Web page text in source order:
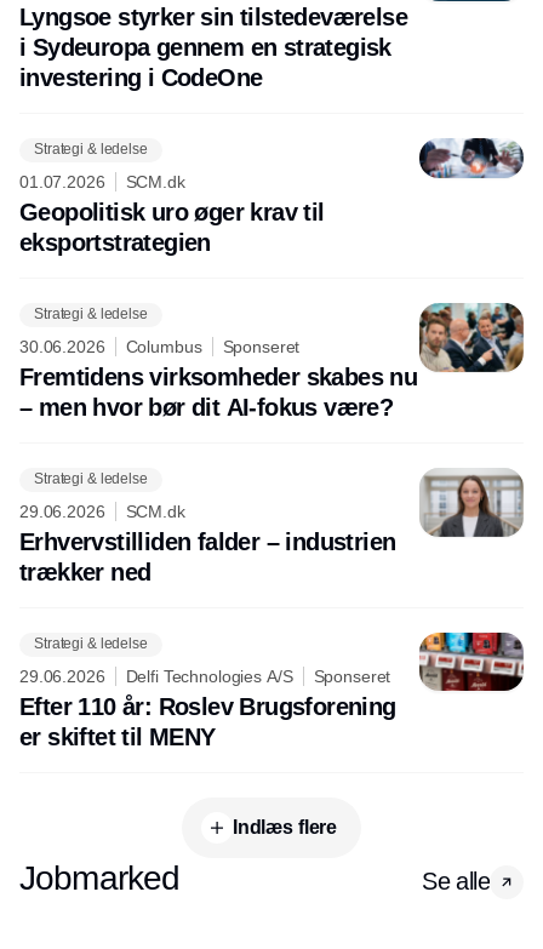
Lyngsoe styrker sin tilstedeværelse
i Sydeuropa gennem en strategisk
investering i CodeOne
Strategi & ledelse
01.07.2026 SCM.dk
Geopolitisk uro øger krav til
eksportstrategien
Strategi & ledelse
30.06.2026 Columbus Sponseret
Fremtidens virksomheder skabes nu
– men hvor bør dit AI-fokus være?
Strategi & ledelse
29.06.2026 SCM.dk
Erhvervstilliden falder – industrien
trækker ned
Strategi & ledelse
29.06.2026 Delfi Technologies A/S Sponseret
Efter 110 år: Roslev Brugsforening
er skiftet til MENY
Indlæs flere
Jobmarked Se alle